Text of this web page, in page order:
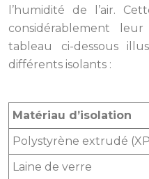
l’humidité de l’air.
considérablement
tableau ci-dessous
différents isolants :
Matériau d’isolation
Polystyrène extrudé
Laine de verre